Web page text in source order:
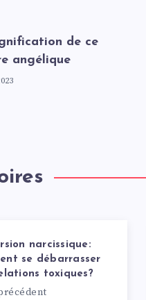
de ce
angélique
narcissique:
se débarrasser
toxiques?